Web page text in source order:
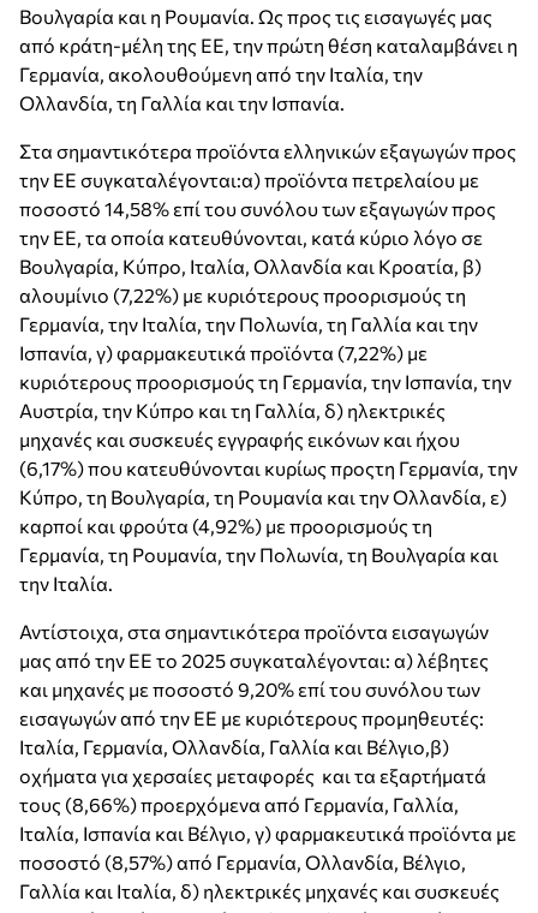
Βουλγαρία και η Ρουμανία. Ως προς τις εισαγωγές μας
από κράτη-μέλη της ΕΕ, την πρώτη θέση καταλαμβάνει η
Γερμανία, ακολουθούμενη από την Ιταλία, την
Ολλανδία, τη Γαλλία και την Ισπανία.
Στα σημαντικότερα προϊόντα ελληνικών εξαγωγών προς
την ΕΕ συγκαταλέγονται:α) προϊόντα πετρελαίου με
ποσοστό 14,58% επί του συνόλου των εξαγωγών προς
την ΕΕ, τα οποία κατευθύνονται, κατά κύριο λόγο σε
Βουλγαρία, Κύπρο, Ιταλία, Ολλανδία και Κροατία, β)
αλουμίνιο (7,22%) με κυριότερους προορισμούς τη
Γερμανία, την Ιταλία, την Πολωνία, τη Γαλλία και την
Ισπανία, γ) φαρμακευτικά προϊόντα (7,22%) με
κυριότερους προορισμούς τη Γερμανία, την Ισπανία, την
Αυστρία, την Κύπρο και τη Γαλλία, δ) ηλεκτρικές
μηχανές και συσκευές εγγραφής εικόνων και ήχου
(6,17%) που κατευθύνονται κυρίως προςτη Γερμανία, την
Κύπρο, τη Βουλγαρία, τη Ρουμανία και την Ολλανδία, ε)
καρποί και φρούτα (4,92%) με προορισμούς τη
Γερμανία, τη Ρουμανία, την Πολωνία, τη Βουλγαρία και
την Ιταλία.
Αντίστοιχα, στα σημαντικότερα προϊόντα εισαγωγών
μας από την ΕΕ το 2025 συγκαταλέγονται: α) λέβητες
και μηχανές με ποσοστό 9,20% επί του συνόλου των
εισαγωγών από την ΕΕ με κυριότερους προμηθευτές:
Ιταλία, Γερμανία, Ολλανδία, Γαλλία και Βέλγιο,β)
οχήματα για χερσαίες μεταφορές και τα εξαρτήματά
τους (8,66%) προερχόμενα από Γερμανία, Γαλλία,
Ιταλία, Ισπανία και Βέλγιο, γ) φαρμακευτικά προϊόντα με
ποσοστό (8,57%) από Γερμανία, Ολλανδία, Βέλγιο,
Γαλλία και Ιταλία, δ) ηλεκτρικές μηχανές και συσκευές